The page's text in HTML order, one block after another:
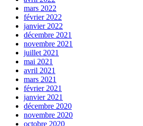
mars 2022
février 2022
janvier 2022
décembre 2021
novembre 2021
juillet 2021
mai 2021
avril 2021
mars 2021
février 2021
janvier 2021
décembre 2020
novembre 2020
octobre 2020